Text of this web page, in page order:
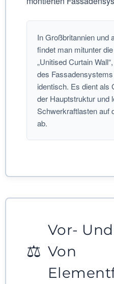
In Großbritannien und
findet man mitunter
„Unitised Curtain
des
identisch. Es dient als
der Hauptstruktur und
Schwerkraftlasten auf
ab.
⚖️
Vor-
Von